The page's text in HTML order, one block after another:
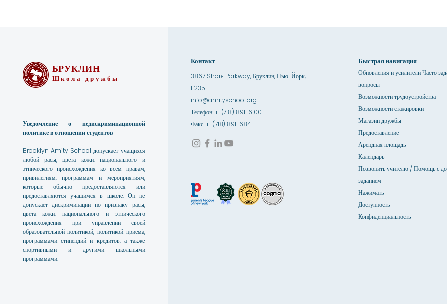
БРУКЛИН
Школа дружбы
Уведомление о недискриминационной
политике в отношении студентов
Brooklyn Amity School допускает учащихся
любой расы, цвета кожи, национального и
этнического происхождения ко всем правам,
привилегиям, программам и мероприятиям,
которые обычно предоставляются или
предоставляются учащимся в школе. Он не
допускает дискриминации по признаку расы,
цвета кожи, национального и этнического
происхождения при управлении своей
образовательной политикой, политикой приема,
программами стипендий и кредитов, а также
спортивными и другими школьными
программами.
Контакт
3867 Shore Parkway, Бруклин, Нью-Йорк,
11235
info@amityschool.org
Телефон: +1 (718) 891-6100
Факс: +1 (718) 891-6841
Быстрая навигация
Обновления и усилители Часто
вопросы
Возможности трудоустройства
Возможности стажировки
Магазин дружбы
Предоставление
Арендная площадь
Календарь
Позвонить учителю / Помощь с
заданием
Нажимать
Доступность
Конфиденциальность